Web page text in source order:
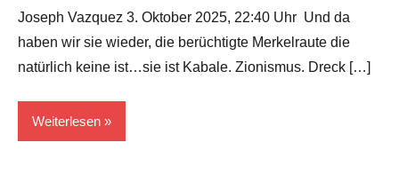
Joseph Vazquez 3. Oktober 2025, 22:40 Uhr Und da
haben wir sie wieder, die berüchtigte Merkelraute die
natürlich keine ist…sie ist Kabale. Zionismus. Dreck […]
Weiterlesen